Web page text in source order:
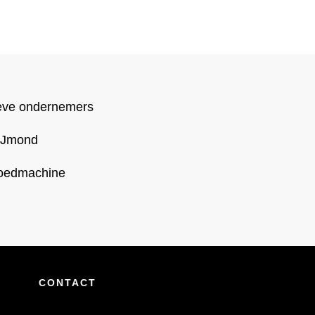
ondernemers
CONTACT